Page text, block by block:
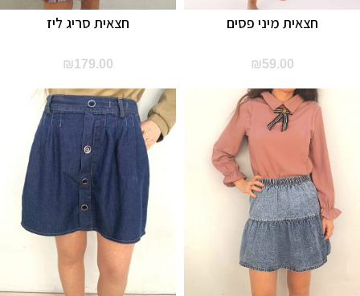
חצאית סריג ליז
₪179.00
חצאית מיני פסים
₪59.00